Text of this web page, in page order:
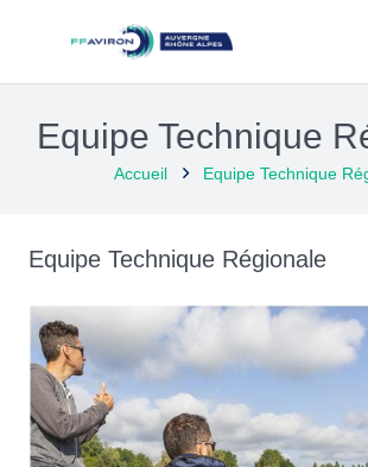
Equipe Technique
Accueil Equipe Technique
Equipe Technique Régionale